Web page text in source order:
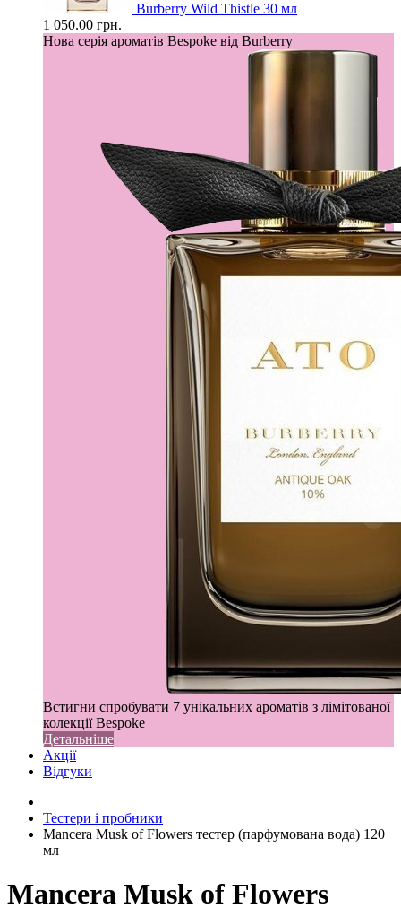
Burberry Wild Thistle 30 мл
1 050.00 грн.
Нова серія ароматів Bespoke від Burberry
Встигни спробувати 7 унікальних ароматів з лімітованої
колекції Bespoke
Детальніше
Акції
Відгуки
Тестери і пробники
Mancera Musk of Flowers тестер (парфумована вода) 120
мл
Mancera Musk of Flowers